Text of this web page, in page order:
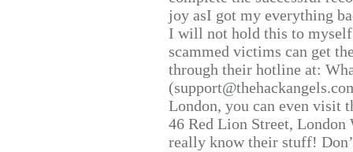
joy asI got my everything
I will not hold this to
scammed victims can get
through their hotline at:
London, you can even visit
46 Red Lion Street, London
really know their stuff!